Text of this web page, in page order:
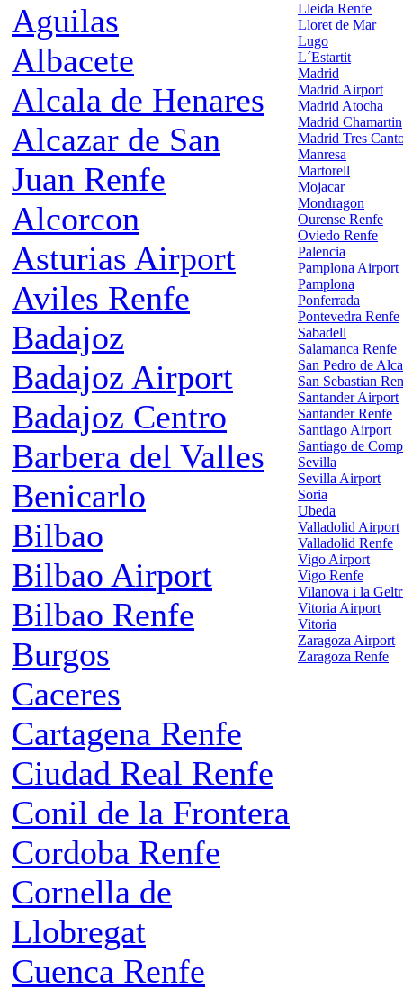
Aguilas
Albacete
Alcala de Henares
Alcazar de San
Juan Renfe
Alcorcon
Asturias Airport
Aviles Renfe
Badajoz
Badajoz Airport
Badajoz Centro
Barbera del Valles
Benicarlo
Bilbao
Bilbao Airport
Bilbao Renfe
Burgos
Caceres
Cartagena Renfe
Ciudad Real Renfe
Conil de la Frontera
Cordoba Renfe
Cornella de
Llobregat
Cuenca Renfe
Lleida Renfe
Lloret de Mar
Lugo
L´Estartit
Madrid
Madrid Airport
Madrid Atocha
Madrid Chamartin
Madrid Tres
Manresa
Martorell
Mojacar
Mondragon
Ourense Renfe
Oviedo Renfe
Palencia
Pamplona Airport
Pamplona
Ponferrada
Pontevedra Renfe
Sabadell
Salamanca Renfe
San Pedro de
San Sebastian
Santander Airport
Santander Renfe
Santiago Airport
Santiago de
Sevilla
Sevilla Airport
Soria
Ubeda
Valladolid Airport
Valladolid Renfe
Vigo Airport
Vigo Renfe
Vilanova i la
Vitoria Airport
Vitoria
Zaragoza Airport
Zaragoza Renfe